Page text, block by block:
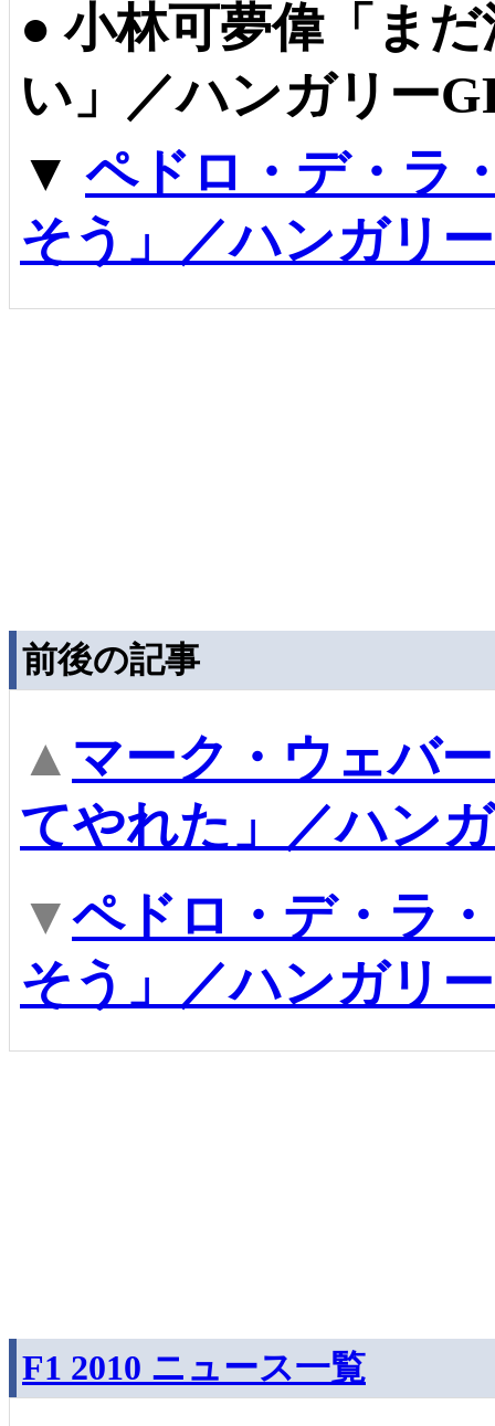
●小林可夢偉「ま
い」／ハンガリー
▼ ペドロ・デ・ラ
そう」／ハンガリ
前後の記事
▲ マーク・ウェバ
てやれた」／ハン
▼ペドロ・デ・ラ
そう」／ハンガリ
F1 2010 ニュース一覧